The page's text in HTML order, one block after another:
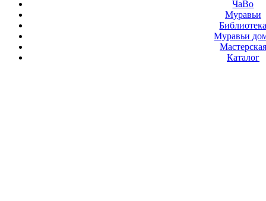
ЧаВо
Муравьи
Муравьи
Мастерская
Каталог